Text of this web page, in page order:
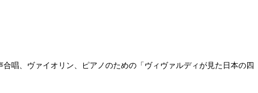
唱、ヴァイオリン、ピアノのための「ヴィヴァルディが見た日本の四